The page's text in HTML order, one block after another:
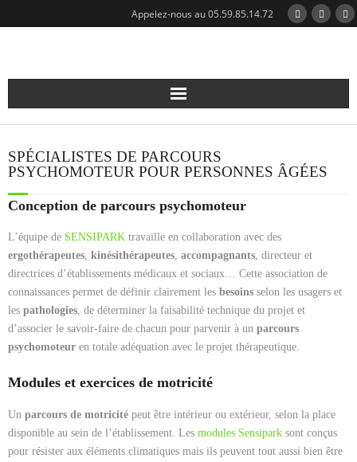
Appelez-nous au 05.59.85.14.72
Qui sommes-nous?
Notre expertise
Nos réalisations
Nos modules
Catalogue
Actualités
Cart (0 Items)
SPÉCIALISTES DE PARCOURS
PSYCHOMOTEUR POUR PERSONNES ÂGÉES
Conception de parcours psychomoteur
L’équipe de SENSIPARK travaille en collaboration avec des
ergothérapeutes, kinésithérapeutes, accompagnants, directeur et
directrices d’établissements médicaux et sociaux… Cette association de
connaissances permet de définir clairement les besoins selon les usagers et
les pathologies, de déterminer la faisabilité technique du projet et
d’associer le savoir-faire de chacun pour parvenir à un parcours
psychomoteur en totale adéquation avec le projet thérapeutique.
Modules et exercices de motricité
Un parcours de motricité peut être intérieur ou extérieur, selon la place
disponible au sein de l’établissement. Les modules Sensipark sont conçus
pour résister aux éléments climatiques mais ils peuvent tout aussi bien être